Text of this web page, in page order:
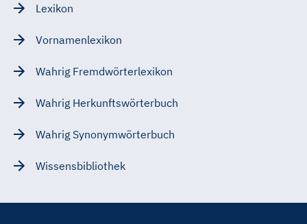
Lexikon
Vornamenlexikon
Wahrig Fremdwörterlexikon
Wahrig Herkunftswörterbuch
Wahrig Synonymwörterbuch
Wissensbibliothek